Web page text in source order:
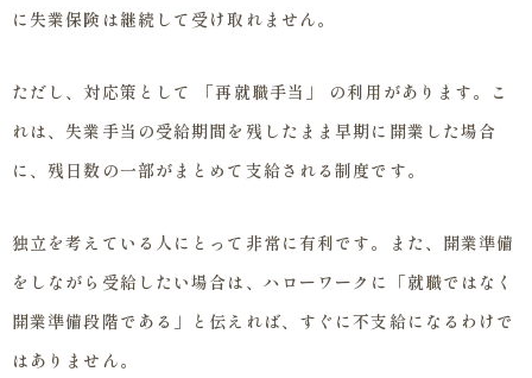
に失業保険は継続して受け取れません。
ただし、対応策として 「再就職手当」 の利用があります。こ
れは、失業手当の受給期間を残したまま早期に開業した場合
に、残日数の一部がまとめて支給される制度です。
独立を考えている人にとって非常に有利です。また、開業準備
をしながら受給したい場合は、ハローワークに「就職ではなく
開業準備段階である」と伝えれば、すぐに不支給になるわけで
はありません。